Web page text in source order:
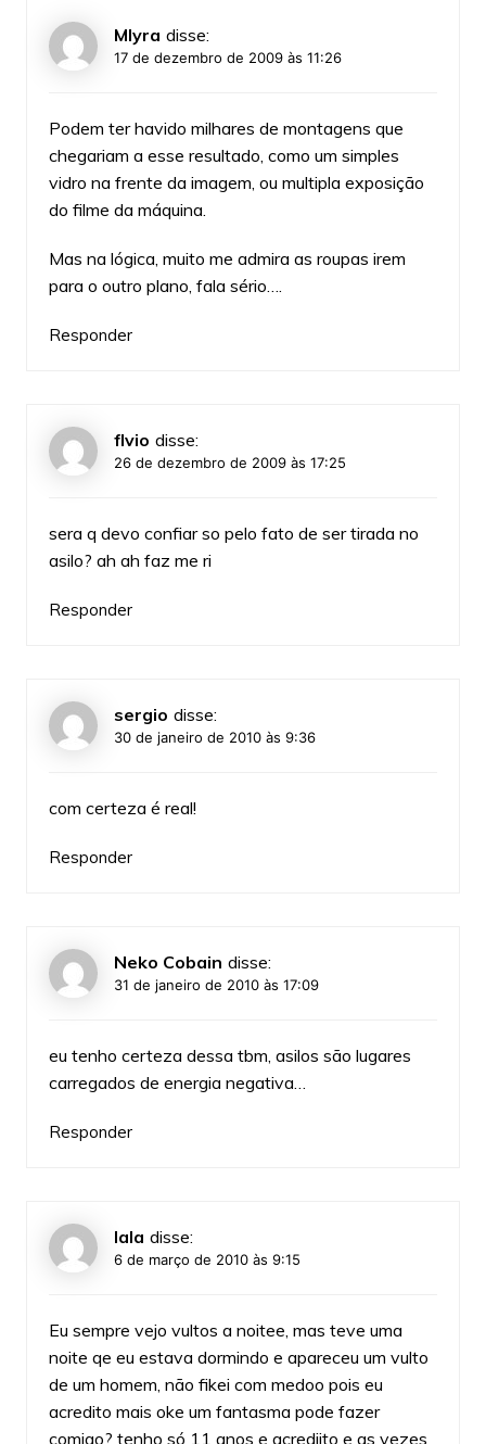
Mlyra disse:
17 de dezembro de 2009 às 11:26
Podem ter havido milhares de montagens que
chegariam a esse resultado, como um simples
vidro na frente da imagem, ou multipla exposição
do filme da máquina.
Mas na lógica, muito me admira as roupas irem
para o outro plano, fala sério….
Responder
flvio disse:
26 de dezembro de 2009 às 17:25
sera q devo confiar so pelo fato de ser tirada no
asilo? ah ah faz me ri
Responder
sergio disse:
30 de janeiro de 2010 às 9:36
com certeza é real!
Responder
Neko Cobain disse:
31 de janeiro de 2010 às 17:09
eu tenho certeza dessa tbm, asilos são lugares
carregados de energia negativa…
Responder
lala disse:
6 de março de 2010 às 9:15
Eu sempre vejo vultos a noitee, mas teve uma
noite qe eu estava dormindo e apareceu um vulto
de um homem, não fikei com medoo pois eu
acredito mais oke um fantasma pode fazer
comigo? tenho só 11 anos e acrediito e as vezes